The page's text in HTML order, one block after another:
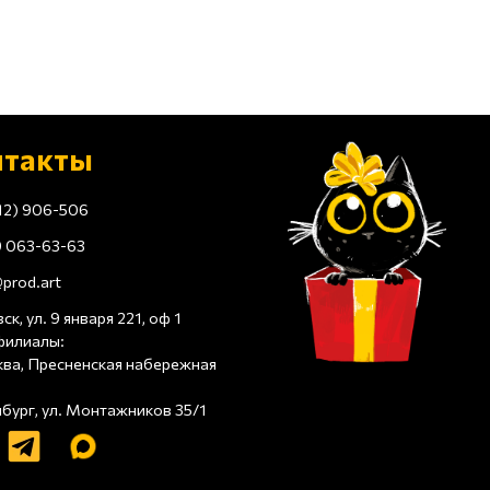
906-506
063-63-63
ул. 9 января 221, оф 1
Пресненская набережная
ул. Монтажников 35/1